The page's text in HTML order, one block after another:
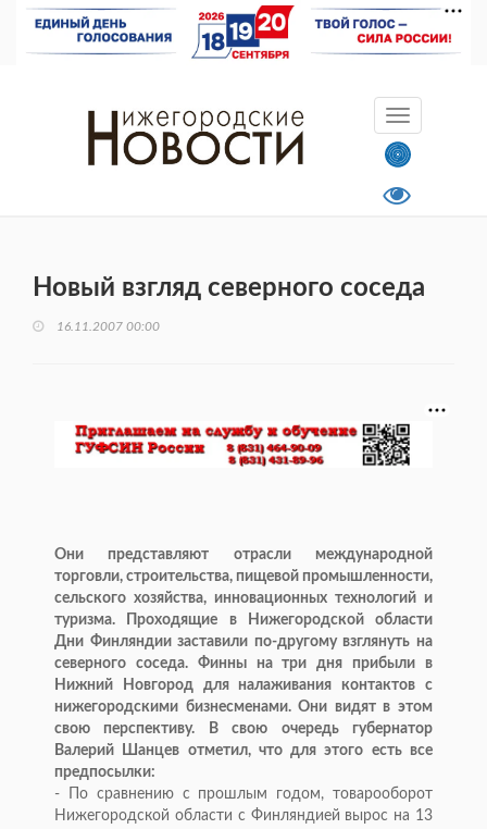
Новый взгляд северного соседа
16.11.2007 00:00
Они представляют отрасли международной
торговли, строительства, пищевой промышленности,
сельского хозяйства, инновационных технологий и
туризма. Проходящие в Нижегородской области
Дни Финляндии заставили по-другому взглянуть на
северного соседа. Финны на три дня прибыли в
Нижний Новгород для налаживания контактов с
нижегородскими бизнесменами. Они видят в этом
свою перспективу. В свою очередь губернатор
Валерий Шанцев отметил, что для этого есть все
предпосылки:
- По сравнению с прошлым годом, товарооборот
Нижегородской области с Финляндией вырос на 13